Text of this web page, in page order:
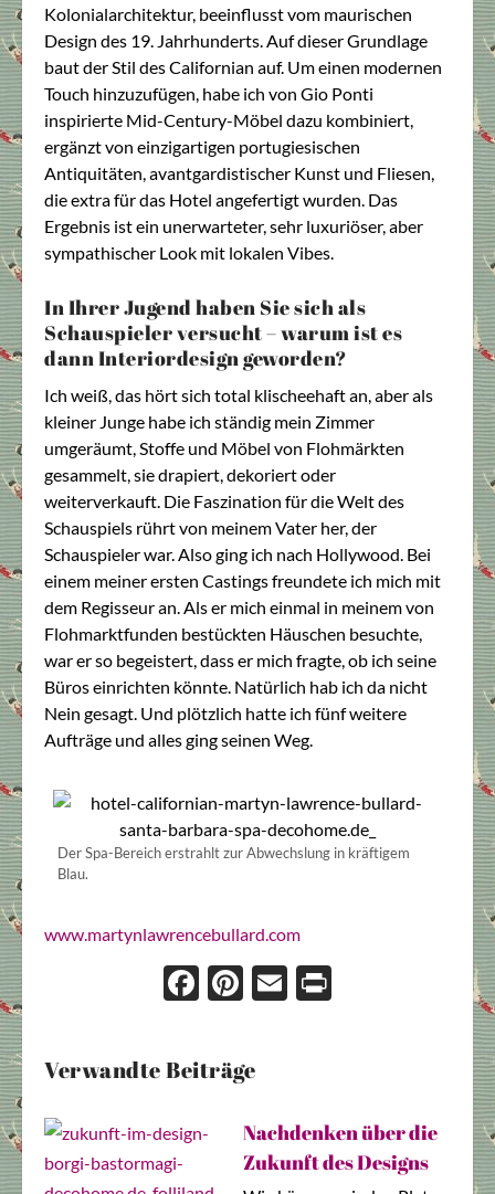
Kolonialarchitektur, beeinflusst vom maurischen
Design des 19. Jahrhunderts. Auf dieser Grundlage
baut der Stil des Californian auf. Um einen modernen
Touch hinzuzufügen, habe ich von Gio Ponti
inspirierte Mid-Century-Möbel dazu kombiniert,
ergänzt von einzigartigen portugiesischen
Antiquitäten, avantgardistischer Kunst und Fliesen,
die extra für das Hotel angefertigt wurden. Das
Ergebnis ist ein unerwarteter, sehr luxuriöser, aber
sympathischer Look mit lokalen Vibes.
In Ihrer Jugend haben Sie sich als
Schauspieler versucht – warum ist es
dann Interiordesign geworden?
Ich weiß, das hört sich total klischeehaft an, aber als
kleiner Junge habe ich ständig mein Zimmer
umgeräumt, Stoffe und Möbel von Flohmärkten
gesammelt, sie drapiert, dekoriert oder
weiterverkauft. Die Faszination für die Welt des
Schauspiels rührt von meinem Vater her, der
Schauspieler war. Also ging ich nach Hollywood. Bei
einem meiner ersten Castings freundete ich mich mit
dem Regisseur an. Als er mich einmal in meinem von
Flohmarktfunden bestückten Häuschen besuchte,
war er so begeistert, dass er mich fragte, ob ich seine
Büros einrichten könnte. Natürlich hab ich da nicht
Nein gesagt. Und plötzlich hatte ich fünf weitere
Aufträge und alles ging seinen Weg.
Der Spa-Bereich erstrahlt zur Abwechslung in kräftigem
Blau.
www.martynlawrencebullard.com
Face
Pint
Ema
Verwandte Beiträge
Nachdenken über die
Zukunft des Designs